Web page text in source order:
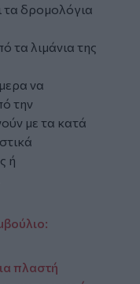
τα δρομολόγια
τα λιμάνια της
να
την
με τα κατά
ή
πλαστή